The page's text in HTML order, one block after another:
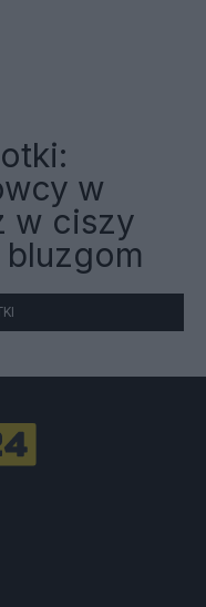
w
w ciszy
bluzgom